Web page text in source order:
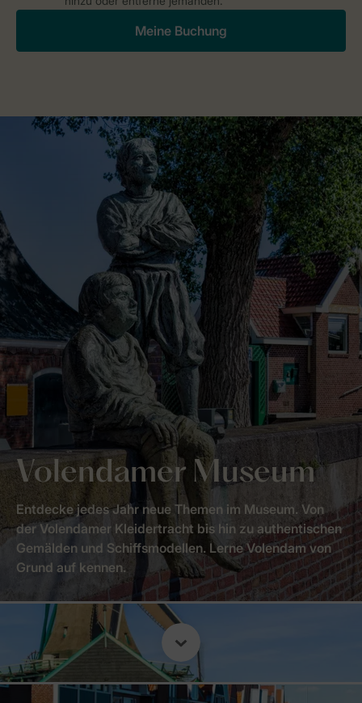
Meine Buchung
Volendamer Museum
Entdecke jedes Jahr neue Themen im Museum. Von
der Volendamer Kleidertracht bis hin zu authentischen
Gemälden und Schiffsmodellen. Lerne Volendam von
Grund auf kennen.